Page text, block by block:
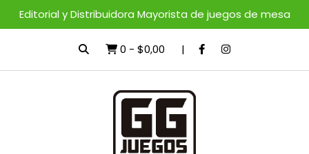
Editorial y Distribuidora Mayorista de juegos de mesa
0 - $0,00